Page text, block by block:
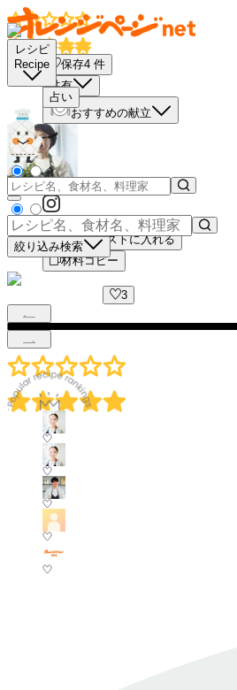
レシピ
Recipe
占い
絞り込み検索
保存4 件
共有
おすすめの献立
買い物リストに入れる
材料コピー
3